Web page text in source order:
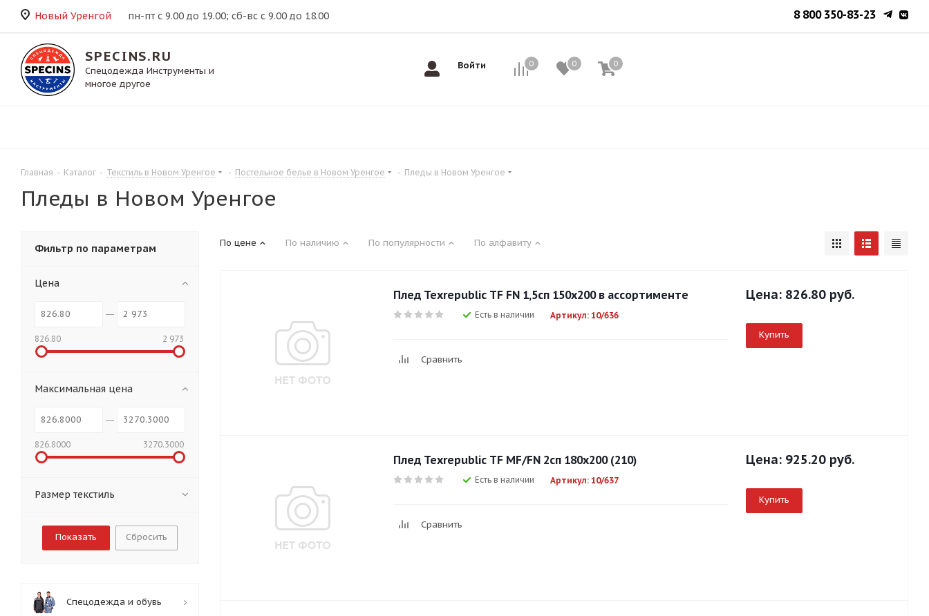
Новый Уренгой пн-пт с 9.00 до 19.00; сб-вс с 9.00 до 18.00 8 800 350-83-23
SPECINS.RU
Спецодежда Инструменты и
многое другое
Войти 0 0 0
0
Главная - Каталог - Текстиль в Новом Уренгое - Постельное белье в Новом Уренгое - Пледы в Новом Уренгое
Пледы в Новом Уренгое
По цене По наличию По популярности По алфавиту
Плед Texrepublic TF FN 1,5сп 150х200 в ассортименте
Есть в наличии Артикул: 10/636
Сравнить
Цена: 826.80 руб.
Купить
Плед Texrepublic TF MF/FN 2сп 180х200 (210)
Есть в наличии Артикул: 10/637
Сравнить
Цена: 925.20 руб.
Купить
Фильтр по параметрам
Цена
826.80 2 973
Максимальная цена
826.8000 3270.3000
Размер текстиль
Сбросить
Спецодежда и обувь